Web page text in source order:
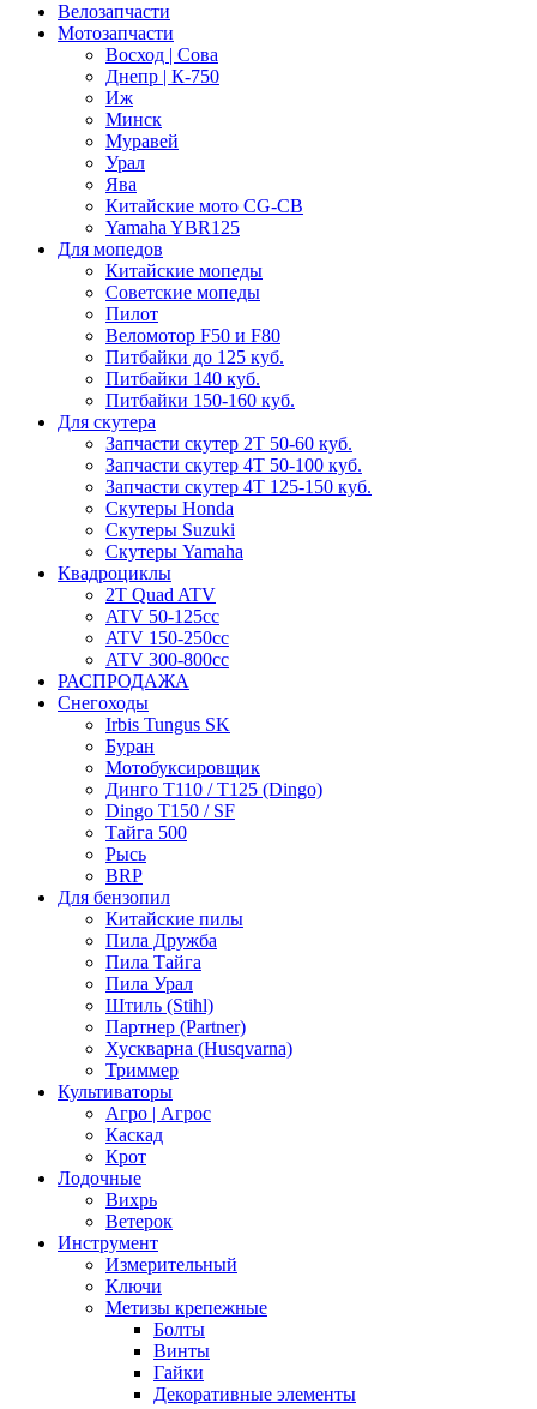
Велозапчасти
Мотозапчасти
Восход | Сова
Днепр | К-750
Иж
Минск
Муравей
Урал
Ява
Китайские мото CG-CB
Yamaha YBR125
Для мопедов
Китайские мопеды
Советские мопеды
Пилот
Веломотор F50 и F80
Питбайки до 125 куб.
Питбайки 140 куб.
Питбайки 150-160 куб.
Для скутера
Запчасти скутер 2Т 50-60 куб.
Запчасти скутер 4Т 50-100 куб.
Запчасти скутер 4Т 125-150 куб.
Скутеры Honda
Скутеры Suzuki
Скутеры Yamaha
Квадроциклы
2T Quad ATV
ATV 50-125cc
ATV 150-250cc
ATV 300-800cc
РАСПРОДАЖА
Снегоходы
Irbis Tungus SK
Буран
Мотобуксировщик
Динго T110 / T125 (Dingo)
Dingo T150 / SF
Тайга 500
Рысь
BRP
Для бензопил
Китайские пилы
Пила Дружба
Пила Тайга
Пила Урал
Штиль (Stihl)
Партнер (Partner)
Хускварна (Husqvarna)
Триммер
Культиваторы
Агро | Агрос
Каскад
Крот
Лодочные
Вихрь
Ветерок
Инструмент
Измерительный
Ключи
Метизы крепежные
Болты
Винты
Гайки
Декоративные элементы